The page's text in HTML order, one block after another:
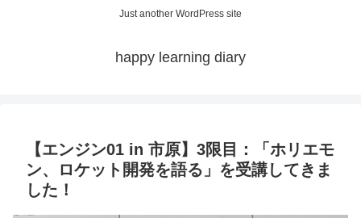
Just another WordPress site
happy learning diary
【エンジン01 in 市原】3限目：「ホリエモ
ン、ロケット開発を語る」を受講してきま
した！